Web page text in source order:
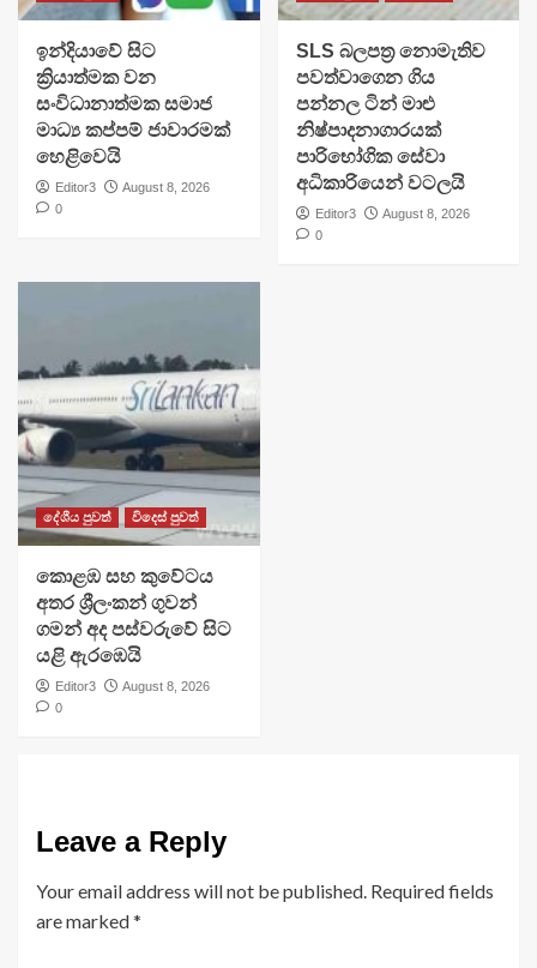
​ඉන්දියාවේ සිට
ක්‍රියාත්මක වන
සංවිධානාත්මක සමාජ
මාධ්‍ය කප්පම් ජාවාරමක්
හෙළිවෙයි
Editor3
August 8, 2026
0
SLS බලපත්‍ර නොමැතිව
පවත්වාගෙන ගිය
පන්නල ටින් මාළු
නිෂ්පාදනාගාරයක්
පාරිභෝගික සේවා
අධිකාරියෙන් වටලයි
Editor3
August 8, 2026
0
දේශීය පුවත් විදෙස් පුවත්
​කොළඹ සහ කුවේටය
අතර ශ්‍රීලංකන් ගුවන්
ගමන් අද පස්වරුවේ සිට
යළි ඇරඹෙයි
Editor3
August 8, 2026
0
Leave a Reply
Your email address will not be published. Required fields
are marked*